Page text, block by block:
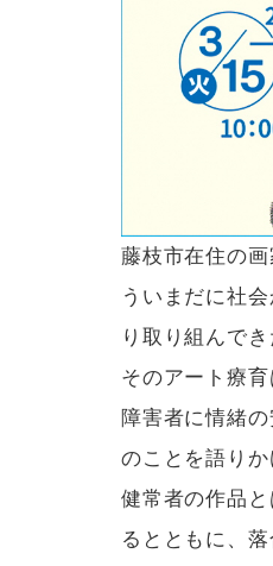
藤枝市在住の
ういまだに社
り取り組んでき
そのアート療
障害者に情緒
のことを語りか
健常者の作品
るとともに、